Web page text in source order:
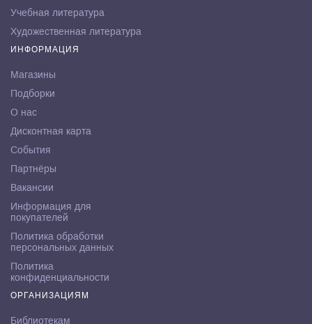
Учебная литература
Художественная литература
ИНФОРМАЦИЯ
Магазины
Подборки
О нас
Дисконтная карта
События
Партнёры
Вакансии
Информация для
покупателей
Политика обработки
персональных данных
Политика
конфиденциальности
ОРГАНИЗАЦИЯМ
Библиотекам